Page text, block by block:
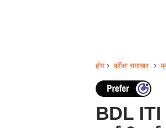
होम परीक्षा समाचार
BDL